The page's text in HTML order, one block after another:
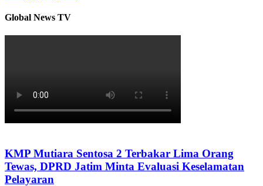
Global News TV
KMP Mutiara Sentosa 2 Terbakar Lima Orang
Tewas, DPRD Jatim Minta Evaluasi Keselamatan
Pelayaran